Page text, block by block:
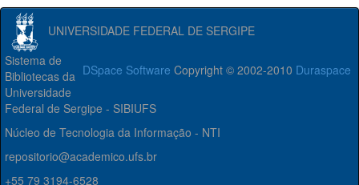
UNIVERSIDADE FEDERAL DE SERGIPE
DSpace Software Copyright © 2002-2010 Duraspace
Sistema de
Bibliotecas da
Universidade
Federal de Sergipe - SIBIUFS
Núcleo de Tecnologia da Informação - NTI
repositorio@academico.ufs.br
+55 79 3194-6528